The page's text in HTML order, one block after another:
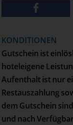
KONDITIONEN
Gutschein ist
hoteleigene
Aufenthalt ist nur
Restauszahlung
dem Gutschein
und nach